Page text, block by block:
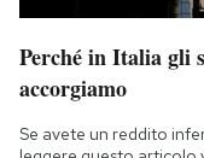
Perché in Italia gli
accorgiamo
Se avete un reddito